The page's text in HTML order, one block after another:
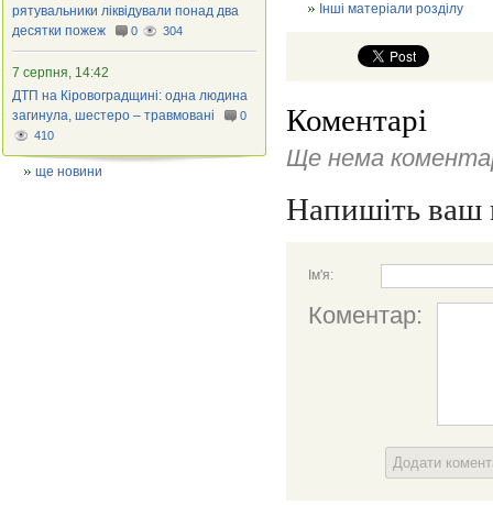
Інші матеріали розділу
Коментарі
Ще нема
Напишіть ваш
Ім'я:
Коментар:
Додати
рятувальники ліквідували понад два
десятки пожеж
0 304
7 серпня, 14:42
ДТП на Кіровоградщині: одна людина
загинула, шестеро – травмовані
0
410
ще новини